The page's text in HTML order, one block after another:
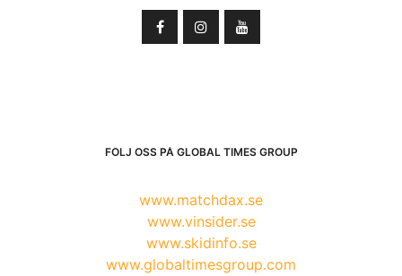
FÖLJ OSS PÅ GLOBAL TIMES GROUP
www.matchdax.se
www.vinsider.se
www.skidinfo.se
www.globaltimesgroup.com